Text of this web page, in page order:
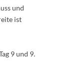
und
ist
9 und 9.